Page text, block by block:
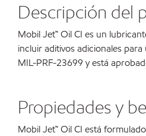
Descripción del
Mobil Jet™ Oil CI es un
incluir aditivos adicionales
MIL-PRF-23699 y está
Propiedades y
Mobil Jet™ Oil CI está